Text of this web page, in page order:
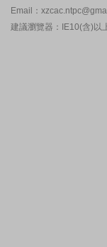
Email：
建議瀏覽器：IE10(含)以